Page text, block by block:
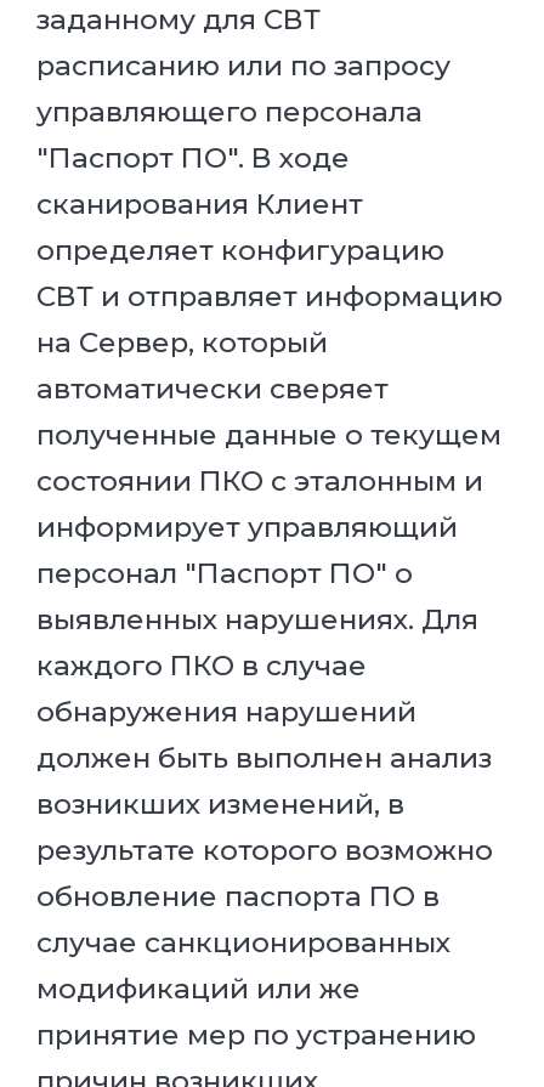
заданному для СВТ
расписанию или по запросу
управляющего персонала
"Паспорт ПО". В ходе
сканирования Клиент
определяет конфигурацию
СВТ и отправляет информацию
на Сервер, который
автоматически сверяет
полученные данные о текущем
состоянии ПКО с эталонным и
информирует управляющий
персонал "Паспорт ПО" о
выявленных нарушениях. Для
каждого ПКО в случае
обнаружения нарушений
должен быть выполнен анализ
возникших изменений, в
результате которого возможно
обновление паспорта ПО в
случае санкционированных
модификаций или же
принятие мер по устранению